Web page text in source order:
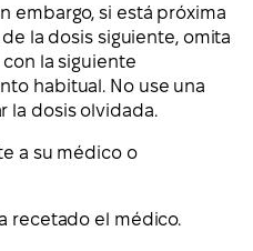
embargo, si está próxima
la dosis siguiente, omita
la siguiente
habitual. No use una
la dosis olvidada.
a su médico o
recetado el médico.